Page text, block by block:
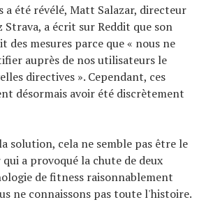
a été révélé, Matt Salazar, directeur
Strava, a écrit sur Reddit que son
des mesures parce que « nous ne
auprès de nos utilisateurs le
directives ». Cependant, ces
désormais avoir été discrètement
solution, cela ne semble pas être le
a provoqué la chute de deux
de fitness raisonnablement
ne connaissons pas toute l'histoire.